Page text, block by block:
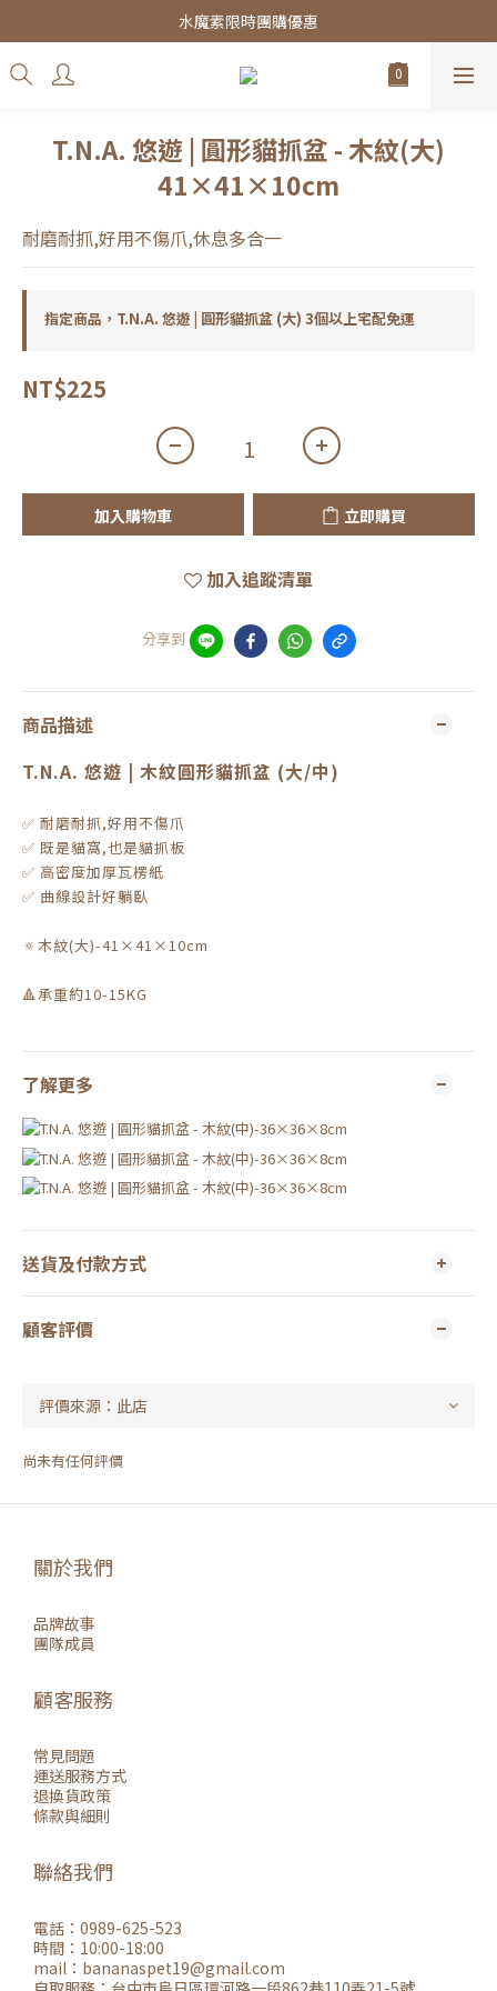
皇家飼料75折餐包$38起
水魔素限時團購優惠
皇家飼料75折餐包$38起
T.N.A. 悠遊 | 圓形貓抓盆 - 木紋(大)
41×41×10cm
耐磨耐抓,好用不傷爪,休息多合一
指定商品，T.N.A. 悠遊 | 圓形貓抓盆 (大) 3個以上宅配免運
NT$225
加入購物車 立即購買
加入追蹤清單
分享到
商品描述
T.N.A. 悠遊 | 木紋圓形貓抓盆 (大/中)
✅ 耐磨耐抓,好用不傷爪
✅ 既是貓窩,也是貓抓板
✅ 高密度加厚瓦楞紙
✅ 曲線設計好躺臥
🔅木紋(大)-41×41×10cm
🔺承重約10-15KG
了解更多
送貨及付款方式
顧客評價
尚未有任何評價
關於我們
品牌故事
團隊成員
顧客服務
常見問題
運送服務方式
退換貨政策
條款與細則
聯絡我們
電話：0989-625-523
時間：10:00-18:00
mail： bananaspet19@gmail.com